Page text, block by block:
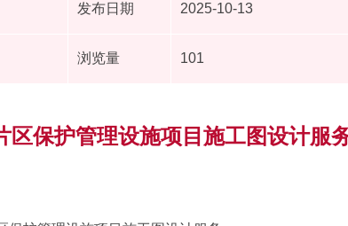
发布日期 2025-10-13
浏览量 101
保护管理设施项目施工图设计服